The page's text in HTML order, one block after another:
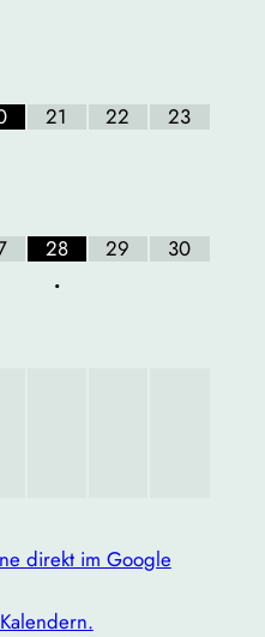
21 22 23
28
•
29 30
direkt im Google